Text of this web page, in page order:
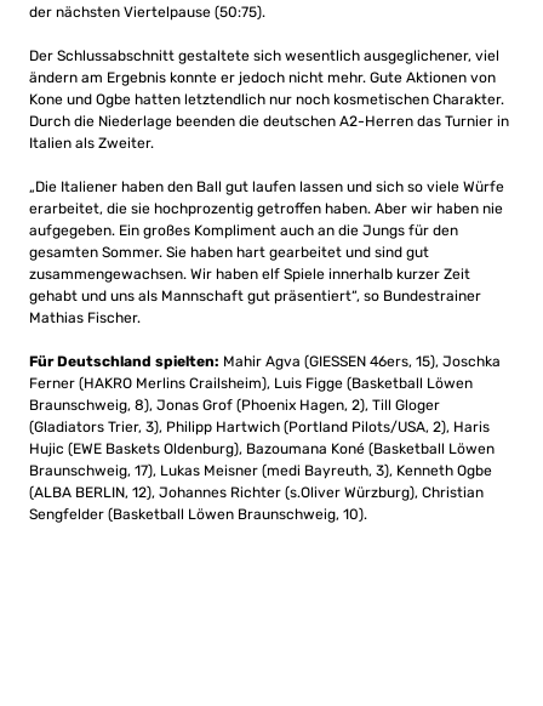
der nächsten Viertelpause (50:75).
Der Schlussabschnitt gestaltete sich wesentlich ausgeglichener, viel
ändern am Ergebnis konnte er jedoch nicht mehr. Gute Aktionen von
Kone und Ogbe hatten letztendlich nur noch kosmetischen Charakter.
Durch die Niederlage beenden die deutschen A2-Herren das Turnier in
Italien als Zweiter.
„Die Italiener haben den Ball gut laufen lassen und sich so viele Würfe
erarbeitet, die sie hochprozentig getroffen haben. Aber wir haben nie
aufgegeben. Ein großes Kompliment auch an die Jungs für den
gesamten Sommer. Sie haben hart gearbeitet und sind gut
zusammengewachsen. Wir haben elf Spiele innerhalb kurzer Zeit
gehabt und uns als Mannschaft gut präsentiert“, so Bundestrainer
Mathias Fischer.
Für Deutschland spielten: Mahir Agva (GIESSEN 46ers, 15), Joschka
Ferner (HAKRO Merlins Crailsheim), Luis Figge (Basketball Löwen
Braunschweig, 8), Jonas Grof (Phoenix Hagen, 2), Till Gloger
(Gladiators Trier, 3), Philipp Hartwich (Portland Pilots/USA, 2), Haris
Hujic (EWE Baskets Oldenburg), Bazoumana Koné (Basketball Löwen
Braunschweig, 17), Lukas Meisner (medi Bayreuth, 3), Kenneth Ogbe
(ALBA BERLIN, 12), Johannes Richter (s.Oliver Würzburg), Christian
Sengfelder (Basketball Löwen Braunschweig, 10).